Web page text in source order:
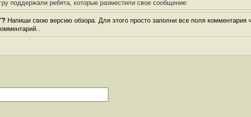
поддержали ребята, которые разместили свое сообщение:
Напиши свою версию обзора. Для этого просто заполни все поля комментария